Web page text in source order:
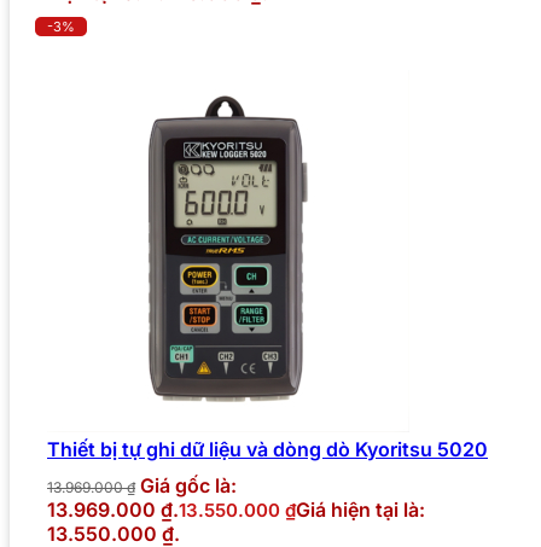
-3%
Thiết bị tự ghi dữ liệu và dòng dò Kyoritsu 5020
13.969.000₫ Giá gốc là:
13.969.000 ₫.13.550.000 ₫Giá hiện tại là:
13.550.000 ₫.